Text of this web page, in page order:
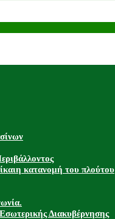
κατανομή του πλούτου
Διακυβέρνησης